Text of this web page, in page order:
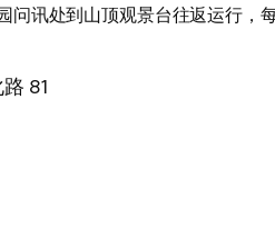
问讯处到山顶观景台往返运行，
81